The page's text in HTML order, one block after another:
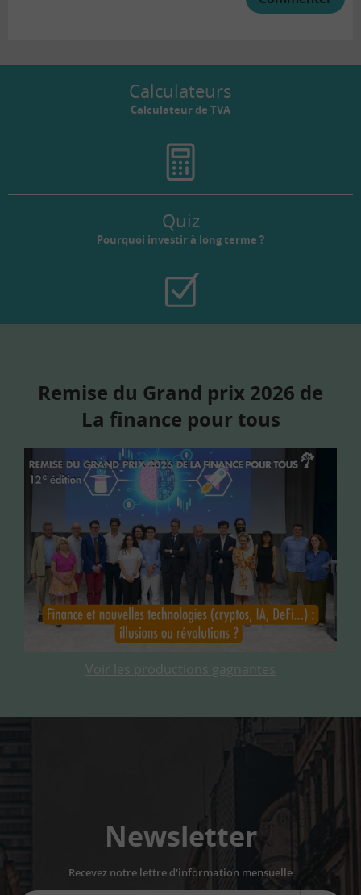
Calculateurs
Calculateur de TVA
Quiz
Pourquoi investir à long terme ?
Remise du Grand prix 2026 de
La finance pour tous
Voir les productions gagnantes
Newsletter
Recevez notre lettre d'information mensuelle